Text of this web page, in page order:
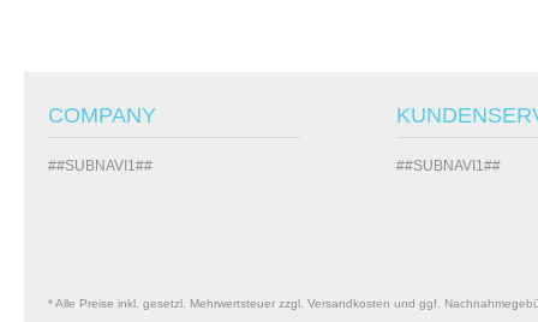
COMPANY
##SUBNAVI1## ##SUBNAVI1##
* Alle Preise inkl. gesetzl. Mehrwertsteuer zzgl. Versandkosten und ggf.